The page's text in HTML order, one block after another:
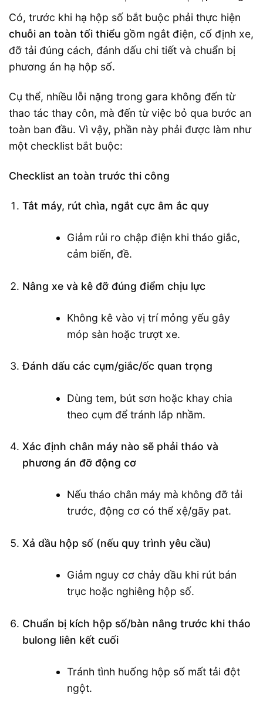
Có, trước khi hạ hộp số bắt buộc phải thực hiện
chuỗi an toàn tối thiểu gồm ngắt điện, cố định xe,
đỡ tải đúng cách, đánh dấu chi tiết và chuẩn bị
phương án hạ hộp số.
Cụ thể, nhiều lỗi nặng trong gara không đến từ
thao tác thay côn, mà đến từ việc bỏ qua bước an
toàn ban đầu. Vì vậy, phần này phải được làm như
một checklist bắt buộc:
Checklist an toàn trước thi công
Tắt máy, rút chìa, ngắt cực âm ắc quy
Giảm rủi ro chập điện khi tháo giắc,
cảm biến, đề.
Nâng xe và kê đỡ đúng điểm chịu lực
Không kê vào vị trí mỏng yếu gây
móp sàn hoặc trượt xe.
Đánh dấu các cụm/giắc/ốc quan trọng
Dùng tem, bút sơn hoặc khay chia
theo cụm để tránh lắp nhầm.
Xác định chân máy nào sẽ phải tháo và
phương án đỡ động cơ
Nếu tháo chân máy mà không đỡ tải
trước, động cơ có thể xệ/gãy pat.
Xả dầu hộp số (nếu quy trình yêu cầu)
Giảm nguy cơ chảy dầu khi rút bán
trục hoặc nghiêng hộp số.
Chuẩn bị kích hộp số/bàn nâng trước khi tháo
bulong liên kết cuối
Tránh tình huống hộp số mất tải đột
ngột.